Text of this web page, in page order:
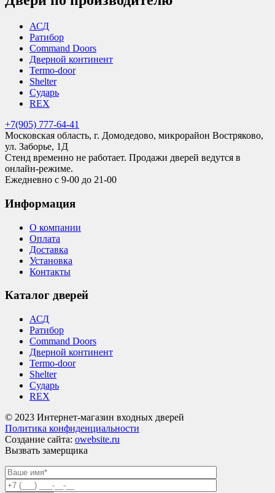
АСД
Ратибор
Command Doors
Дверной континент
Termo-door
Shelter
Сударь
REX
+7(905) 777-64-41
Московская область, г. Домодедово, микрорайон Востряково,
ул. Заборье, 1Д
Стенд временно не работает. Продажи дверей ведутся в
онлайн-режиме.
Ежедневно с 9-00 до 21-00
Информация
О компании
Оплата
Доставка
Установка
Контакты
Каталог дверей
АСД
Ратибор
Command Doors
Дверной континент
Termo-door
Shelter
Сударь
REX
© 2023 Интернет-магазин входных дверей
Политика конфиденциальности
Создание сайта: owebsite.ru
Вызвать замерщика